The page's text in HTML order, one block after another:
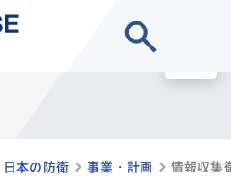
日本の防衛 事業・計画 情報収集